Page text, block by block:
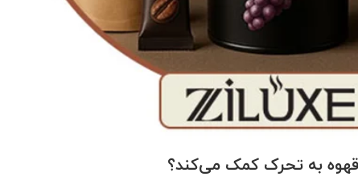
به تحرک کمک می‌کند؟